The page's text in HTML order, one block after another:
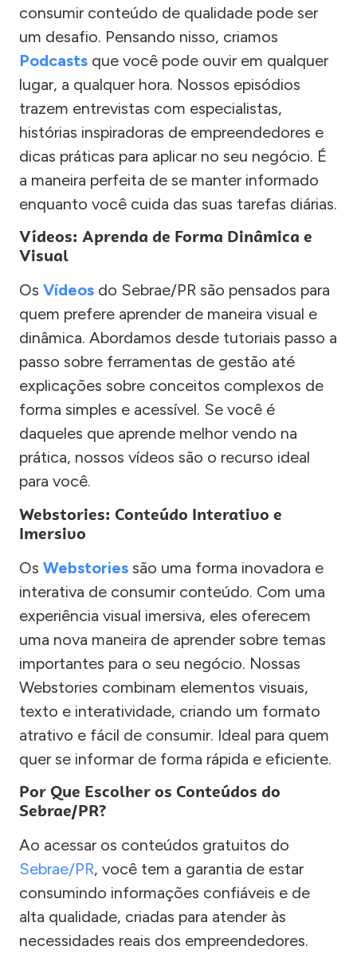
consumir conteúdo de qualidade pode ser
um desafio. Pensando nisso, criamos
Podcasts que você pode ouvir em qualquer
lugar, a qualquer hora. Nossos episódios
trazem entrevistas com especialistas,
histórias inspiradoras de empreendedores e
dicas práticas para aplicar no seu negócio. É
a maneira perfeita de se manter informado
enquanto você cuida das suas tarefas diárias.
Vídeos: Aprenda de Forma Dinâmica e
Visual
Os Vídeos do Sebrae/PR são pensados para
quem prefere aprender de maneira visual e
dinâmica. Abordamos desde tutoriais passo a
passo sobre ferramentas de gestão até
explicações sobre conceitos complexos de
forma simples e acessível. Se você é
daqueles que aprende melhor vendo na
prática, nossos vídeos são o recurso ideal
para você.
Webstories: Conteúdo Interativo e
Imersivo
Os Webstories são uma forma inovadora e
interativa de consumir conteúdo. Com uma
experiência visual imersiva, eles oferecem
uma nova maneira de aprender sobre temas
importantes para o seu negócio. Nossas
Webstories combinam elementos visuais,
texto e interatividade, criando um formato
atrativo e fácil de consumir. Ideal para quem
quer se informar de forma rápida e eficiente.
Por Que Escolher os Conteúdos do
Sebrae/PR?
Ao acessar os conteúdos gratuitos do
Sebrae/PR, você tem a garantia de estar
consumindo informações confiáveis e de
alta qualidade, criadas para atender às
necessidades reais dos empreendedores.